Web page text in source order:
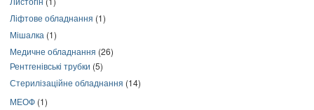
Ліфтове обладнання (1)
Мішалка (1)
Медичне обладнання (26)
Рентгенівські трубки (5)
Стерилізаційне обладнання (14)
МЕОФ (1)